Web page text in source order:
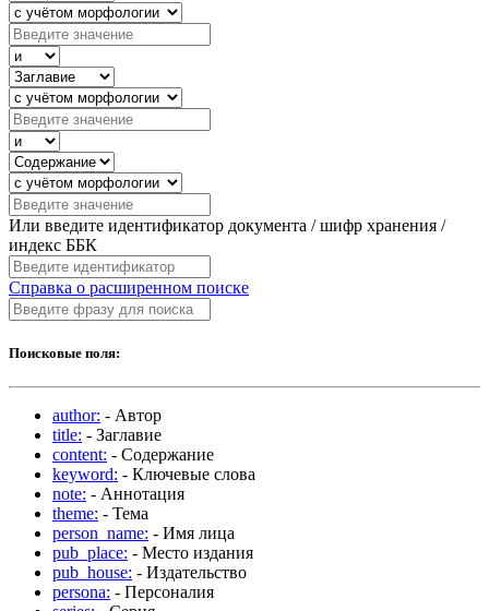
Или введите идентификатор документа / шифр хранения /
индекс ББК
Справка о расширенном поиске
Поисковые поля:
author: - Автор
title: - Заглавие
content: - Содержание
keyword: - Ключевые слова
note: - Аннотация
theme: - Тема
person_name: - Имя лица
pub_place: - Место издания
pub_house: - Издательство
persona: - Персоналия